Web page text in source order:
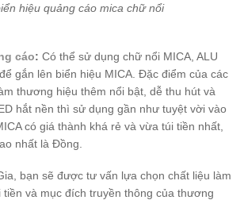
hiệu quảng cáo mica chữ nổi
cáo: Có thể sử dụng chữ nổi MICA, ALU
gắn lên biển hiệu MICA. Đặc điểm của các
thương hiệu thêm nổi bật, dễ thu hút và
hắt nền thì sử dụng gần như tuyệt vời vào
có giá thành khá rẻ và vừa túi tiền nhất,
nhất là Đồng.
bạn sẽ được tư vấn lựa chọn chất liệu làm
và mục đích truyền thông của thương